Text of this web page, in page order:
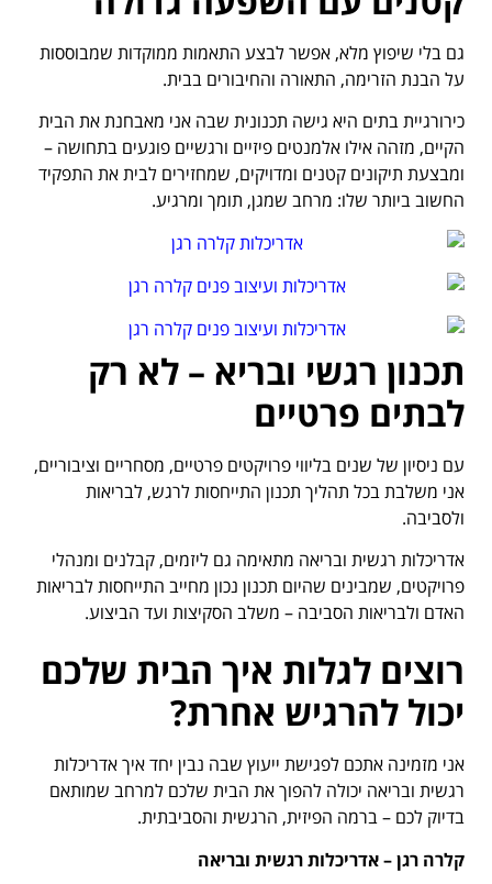
גם בלי שיפוץ מלא, אפשר לבצע התאמות ממוקדות שמבוססות
על הבנת הזרימה, התאורה והחיבורים בבית.
כירורגיית בתים היא גישה תכנונית שבה אני מאבחנת את הבית
הקיים, מזהה אילו אלמנטים פיזיים ורגשיים פוגעים בתחושה –
ומבצעת תיקונים קטנים ומדויקים, שמחזירים לבית את התפקיד
החשוב ביותר שלו: מרחב שמגן, תומך ומרגיע.
תכנון רגשי ובריא – לא רק
לבתים פרטיים
עם ניסיון של שנים בליווי פרויקטים פרטיים, מסחריים וציבוריים,
אני משלבת בכל תהליך תכנון התייחסות לרגש, לבריאות
ולסביבה.
אדריכלות רגשית ובריאה מתאימה גם ליזמים, קבלנים ומנהלי
פרויקטים, שמבינים שהיום תכנון נכון מחייב התייחסות לבריאות
האדם ולבריאות הסביבה – משלב הסקיצות ועד הביצוע.
רוצים לגלות איך הבית שלכם
יכול להרגיש אחרת?
אני מזמינה אתכם לפגישת ייעוץ שבה נבין יחד איך אדריכלות
רגשית ובריאה יכולה להפוך את הבית שלכם למרחב שמותאם
בדיוק לכם – ברמה הפיזית, הרגשית והסביבתית.
קלרה רגן – אדריכלות רגשית ובריאה